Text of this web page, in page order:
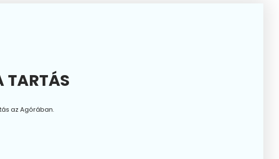
TARTÁS
az Agórában.